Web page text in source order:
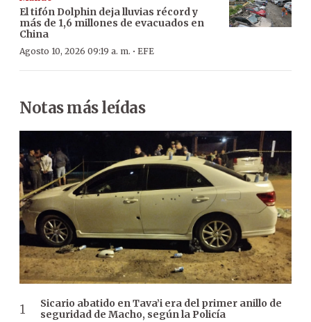
El tifón Dolphin deja lluvias récord y
más de 1,6 millones de evacuados en
China
Agosto 10, 2026 09:19 a. m. · EFE
Notas más leídas
Sicario abatido en Tava’i era del primer anillo de
seguridad de Macho, según la Policía